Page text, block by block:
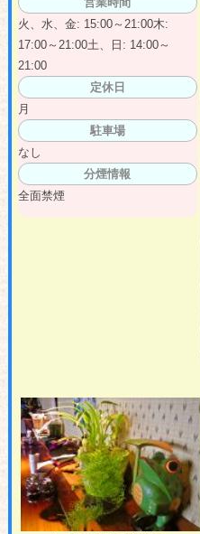
火、水、金: 15:00～21:00木:
17:00～21:00土、日: 14:00～
21:00
定休日
月
駐車場
なし
分煙情報
全面禁煙